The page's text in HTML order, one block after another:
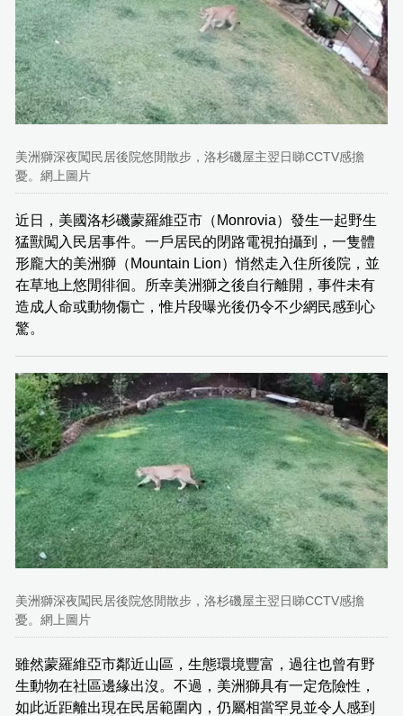
美洲獅深夜闖民居後院悠閒散步，洛杉磯屋主翌日睇CCTV感擔
憂。網上圖片
近日，美國洛杉磯蒙羅維亞市（Monrovia）發生一起野生
猛獸闖入民居事件。一戶居民的閉路電視拍攝到，一隻體
形龐大的美洲獅（Mountain Lion）悄然走入住所後院，並
在草地上悠閒徘徊。所幸美洲獅之後自行離開，事件未有
造成人命或動物傷亡，惟片段曝光後仍令不少網民感到心
驚。
美洲獅深夜闖民居後院悠閒散步，洛杉磯屋主翌日睇CCTV感擔
憂。網上圖片
雖然蒙羅維亞市鄰近山區，生態環境豐富，過往也曾有野
生動物在社區邊緣出沒。不過，美洲獅具有一定危險性，
如此近距離出現在民居範圍內，仍屬相當罕見並令人感到